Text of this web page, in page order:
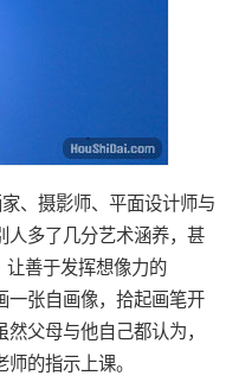
、摄影师、平面设计师与
人多了几分艺术涵养，甚
让善于发挥想像力的
一张自画像，拾起画笔开
父母与他自己都认为，
的指示上课。